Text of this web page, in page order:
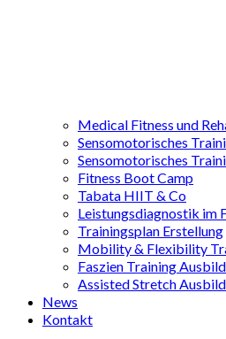
Medical Fitness und
Sensomotorisches
Sensomotorisches
Fitness Boot Camp
Tabata HIIT & Co
Leistungsdiagnostik im
Trainingsplan Erstellung
Mobility & Flexibility
Faszien Training
Assisted Stretch
News
Kontakt